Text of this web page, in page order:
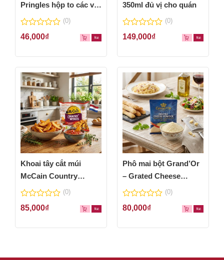
Pringles hộp to các vị
thơm ngon
0
out
5
(0)
46,000₫
350ml đủ vị cho quán
0
out
5
(0)
149,000₫
Khoai tây cắt múi
McCain Country
Wedges 600g
0
out
5
(0)
85,000₫
Phô mai bột Grand’Or
– Grated Cheese
Powder 100g
0
out
5
(0)
80,000₫